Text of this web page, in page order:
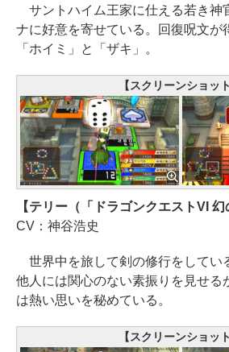
サントハイム王家に仕える若き神
ナに好意を寄せている。回復呪文が
「ホイミ」と「ザキ」。
【スクリーンショット
【テリー（「ドラゴンクエストVI 幻
CV：神谷浩史
世界中を旅して剣の修行をしてい
他人には関心のない素振りを見せる
は熱い思いを秘めている。
【スクリーンショット